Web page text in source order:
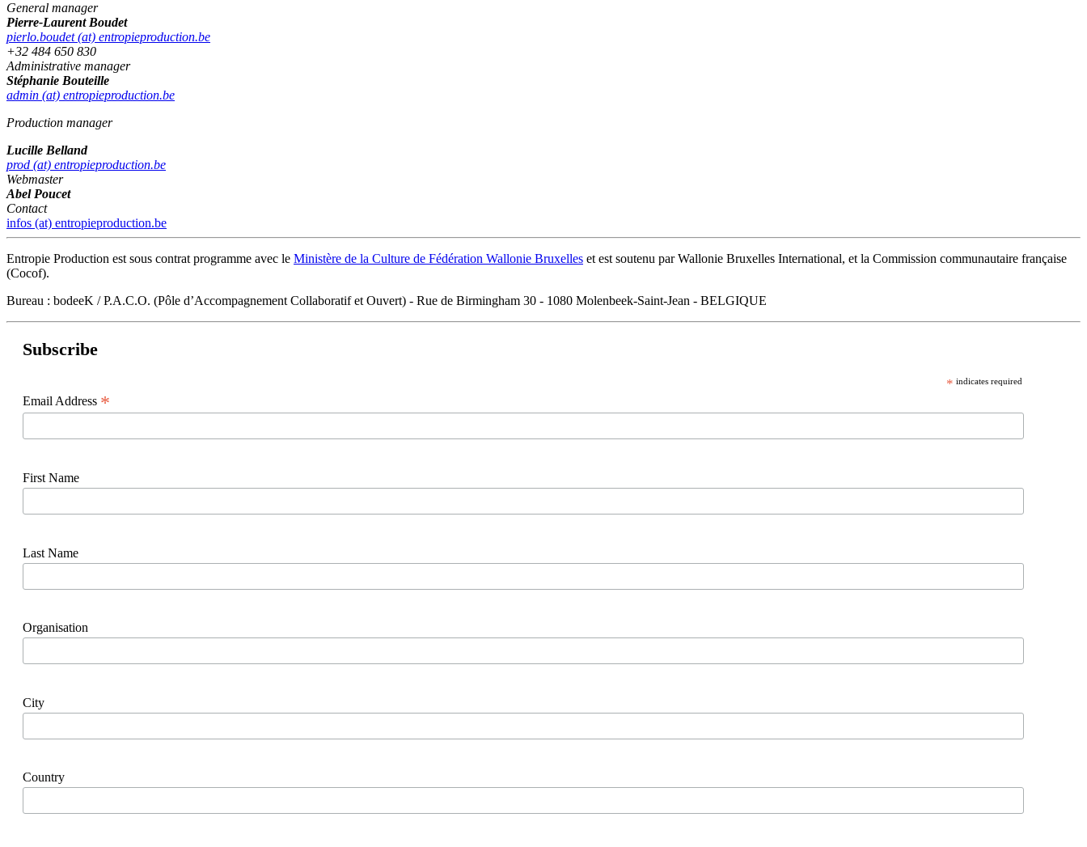
General manager
Pierre-Laurent Boudet
pierlo.boudet (at) entropieproduction.be
+32 484 650 830
Administrative manager
Stéphanie Bouteille
admin (at) entropieproduction.be
Production manager
Lucille Belland
prod (at) entropieproduction.be
Webmaster
Abel Poucet
Contact
infos (at) entropieproduction.be
Entropie Production est sous contrat programme avec le Ministère de la Culture de Fédération Wallonie Bruxelles et est soutenu par Wallonie Bruxelles International, et la Commission communautaire française
(Cocof).
Bureau : bodeeK / P.A.C.O. (Pôle d’Accompagnement Collaboratif et Ouvert) - Rue de Birmingham 30 - 1080 Molenbeek-Saint-Jean - BELGIQUE
Subscribe
* indicates required
Email Address *
First Name
Last Name
Organisation
City
Country